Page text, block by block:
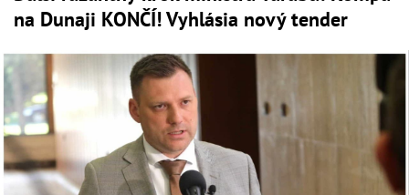
na Dunaji KONČÍ! Vyhlásia nový tender